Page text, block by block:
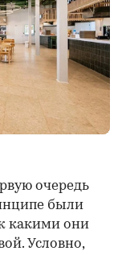
очередь
были
какими они
Условно,